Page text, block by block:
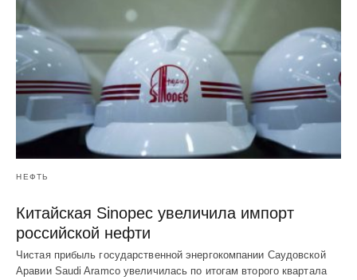
НЕФТЬ
Китайская Sinopec увеличила импорт
российской нефти
Чистая прибыль государственной энергокомпании Саудовской
Аравии Saudi Aramco увеличилась по итогам второго квартала